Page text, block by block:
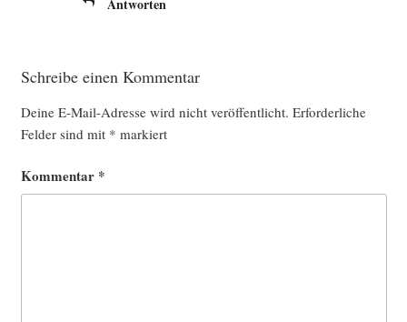
Antworten
Schreibe einen Kommentar
Deine E-Mail-Adresse wird nicht veröffentlicht. Erforderliche
Felder sind mit * markiert
Kommentar *